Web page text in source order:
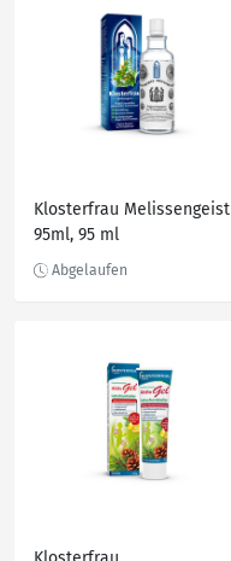
Klosterfrau Melissengeist
95ml, 95 ml